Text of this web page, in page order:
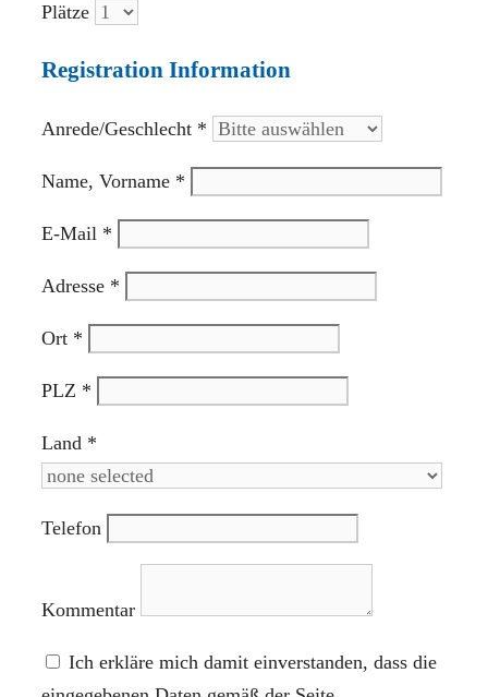
Plätze
Registration Information
Anrede/Geschlecht *
Name, Vorname *
E-Mail *
Adresse *
Ort *
PLZ *
Land *
Telefon
Kommentar
Ich erkläre mich damit einverstanden, dass die